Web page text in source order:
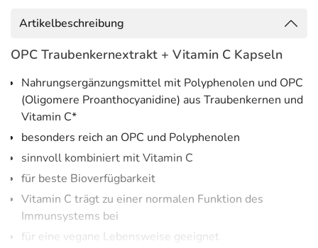
Artikelbeschreibung
OPC Traubenkernextrakt + Vitamin C Kapseln
Nahrungsergänzungsmittel mit Polyphenolen und OPC
(Oligomere Proanthocyanidine) aus Traubenkernen und
Vitamin C*
besonders reich an OPC und Polyphenolen
sinnvoll kombiniert mit Vitamin C
für beste Bioverfügbarkeit
Vitamin C trägt zu einer normalen Funktion des
Immunsystems bei
für eine vegane Lebensweise geeignet